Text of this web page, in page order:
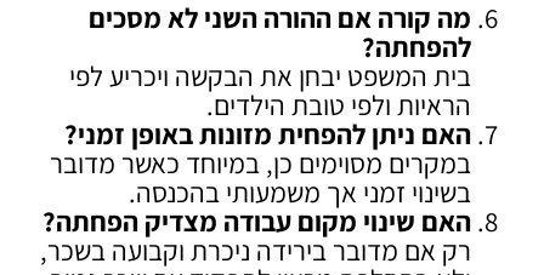
מה קורה אם ההורה השני לא מסכים
להפחתה?
בית המשפט יבחן את הבקשה ויכריע לפי
הראיות ולפי טובת הילדים.
האם ניתן להפחית מזונות באופן זמני?
במקרים מסוימים כן, במיוחד כאשר מדובר
בשינוי זמני אך משמעותי בהכנסה.
האם שינוי מקום עבודה מצדיק הפחתה?
רק אם מדובר בירידה ניכרת וקבועה בשכר,